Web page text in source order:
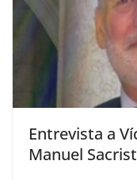
Entrevista a
Manuel